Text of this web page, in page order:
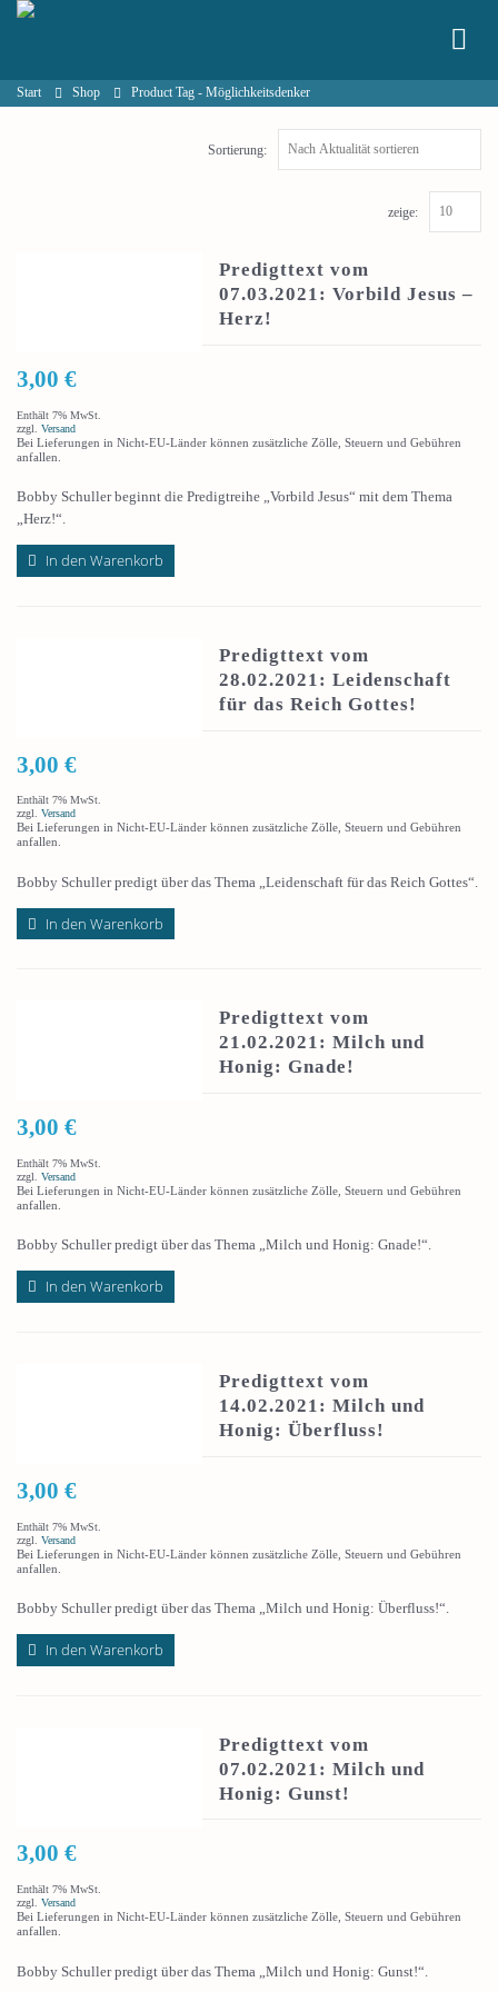
Start Shop Product Tag - Möglichkeitsdenker
Sortierung:
zeige:
Predigttext vom
07.03.2021: Vorbild Jesus –
Herz!
3,00 €
Enthält 7% MwSt.
zzgl. Versand
Bei Lieferungen in Nicht-EU-Länder können zusätzliche Zölle, Steuern und Gebühren
anfallen.
Bobby Schuller beginnt die Predigtreihe „Vorbild Jesus“ mit dem Thema
„Herz!“.
In den Warenkorb
Predigttext vom
28.02.2021: Leidenschaft
für das Reich Gottes!
3,00 €
Enthält 7% MwSt.
zzgl. Versand
Bei Lieferungen in Nicht-EU-Länder können zusätzliche Zölle, Steuern und Gebühren
anfallen.
Bobby Schuller predigt über das Thema „Leidenschaft für das Reich Gottes“.
In den Warenkorb
Predigttext vom
21.02.2021: Milch und
Honig: Gnade!
3,00 €
Enthält 7% MwSt.
zzgl. Versand
Bei Lieferungen in Nicht-EU-Länder können zusätzliche Zölle, Steuern und Gebühren
anfallen.
Bobby Schuller predigt über das Thema „Milch und Honig: Gnade!“.
In den Warenkorb
Predigttext vom
14.02.2021: Milch und
Honig: Überfluss!
3,00 €
Enthält 7% MwSt.
zzgl. Versand
Bei Lieferungen in Nicht-EU-Länder können zusätzliche Zölle, Steuern und Gebühren
anfallen.
Bobby Schuller predigt über das Thema „Milch und Honig: Überfluss!“.
In den Warenkorb
Predigttext vom
07.02.2021: Milch und
Honig: Gunst!
3,00 €
Enthält 7% MwSt.
zzgl. Versand
Bei Lieferungen in Nicht-EU-Länder können zusätzliche Zölle, Steuern und Gebühren
anfallen.
Bobby Schuller predigt über das Thema „Milch und Honig: Gunst!“.